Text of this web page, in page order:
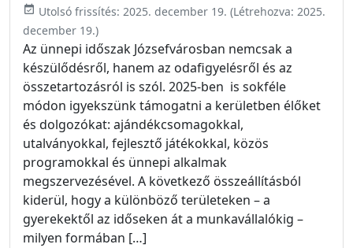
event_available Utolsó frissítés: 2025. december 19. (Létrehozva: 2025.
december 19.)
Az ünnepi időszak Józsefvárosban nemcsak a
készülődésről, hanem az odafigyelésről és az
összetartozásról is szól. 2025-ben is sokféle
módon igyekszünk támogatni a kerületben élőket
és dolgozókat: ajándékcsomagokkal,
utalványokkal, fejlesztő játékokkal, közös
programokkal és ünnepi alkalmak
megszervezésével. A következő összeállításból
kiderül, hogy a különböző területeken – a
gyerekektől az időseken át a munkavállalókig –
milyen formában […]